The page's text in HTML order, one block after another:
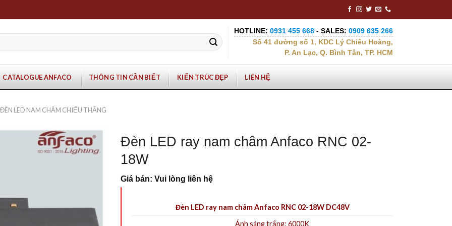
HOTLINE: 0931 455 668 - SALES: 0909 635 266
Số 41 đường số 1, KDC Lý Chiêu Hoàng,
P. An Lạc, Q. Bình Tân, TP. HCM
CATALOGUE ANFACO THÔNG TIN CẦN BIẾT KIẾN TRÚC ĐẸP LIÊN HỆ
ĐÈN LED NAM CHÂM CHIẾU THẲNG
Đèn LED ray nam châm Anfaco RNC 02-
18W
Giá bán: Vui lòng liên hệ
Đèn LED ray nam châm Anfaco RNC 02-18W DC48V
Ánh sáng trắng: 6000K